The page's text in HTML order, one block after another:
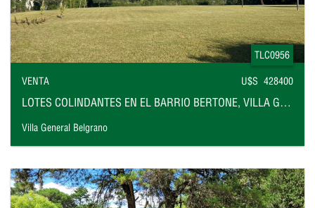
TLC0956
VENTA U$S 428400
LOTES COLINDANTES EN EL BARRIO BERTONE, VILLA GENERAL BELGRANO
Villa General Belgrano